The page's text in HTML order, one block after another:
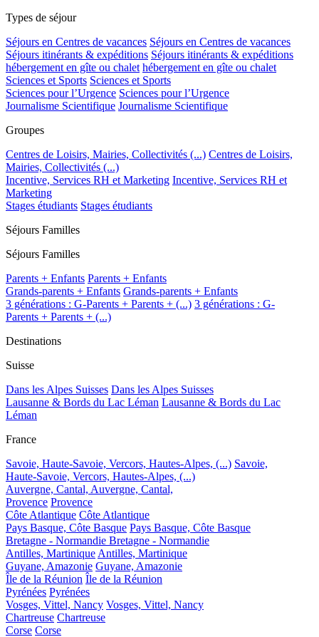
Types de séjour
Séjours en Centres de vacances Séjours en Centres de vacances
Séjours itinérants & expéditions Séjours itinérants & expéditions
hébergement en gîte ou chalet hébergement en gîte ou chalet
Sciences et Sports Sciences et Sports
Sciences pour l’Urgence Sciences pour l’Urgence
Journalisme Scientifique Journalisme Scientifique
Groupes
Centres de Loisirs, Mairies, Collectivités (...) Centres de Loisirs,
Mairies, Collectivités (...)
Incentive, Services RH et Marketing Incentive, Services RH et
Marketing
Stages étudiants Stages étudiants
Séjours Familles
Séjours Familles
Parents + Enfants Parents + Enfants
Grands-parents + Enfants Grands-parents + Enfants
3 générations : G-Parents + Parents + (...) 3 générations : G-
Parents + Parents + (...)
Destinations
Suisse
Dans les Alpes Suisses Dans les Alpes Suisses
Lausanne & Bords du Lac Léman Lausanne & Bords du Lac
Léman
France
Savoie, Haute-Savoie, Vercors, Hautes-Alpes, (...) Savoie,
Haute-Savoie, Vercors, Hautes-Alpes, (...)
Auvergne, Cantal, Auvergne, Cantal,
Provence Provence
Côte Atlantique Côte Atlantique
Pays Basque, Côte Basque Pays Basque, Côte Basque
Bretagne - Normandie Bretagne - Normandie
Antilles, Martinique Antilles, Martinique
Guyane, Amazonie Guyane, Amazonie
Île de la Réunion Île de la Réunion
Pyrénées Pyrénées
Vosges, Vittel, Nancy Vosges, Vittel, Nancy
Chartreuse Chartreuse
Corse Corse